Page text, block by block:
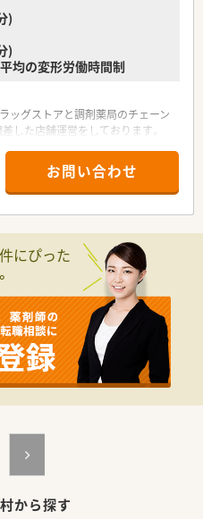
品説明会を積極的に行います。
援するため、お薬代の会社補助制
から生活を支えています。
培ったノウハウを活かし、最新の
を店舗運営に取り入れています。
)
)
均の変形労働時間制
ッグストアと調剤薬局のチェーン
した店舗運営をしております。
通じて地域医療サポートに取り組
機器を導入し調剤・監査業務を効
業務を強化しております。
と分業ができております。
です。
す。
推進＞
残業時間も毎年改善傾向で平均8
されています！
女性も長く働くことができる企
着率も高く「働きやすい」と定評の
お問い合わせ
にぴった
から探す